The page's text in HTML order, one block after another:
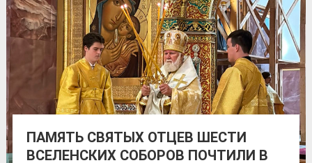
ПАМЯТЬ СВЯТЫХ ОТЦЕВ ШЕСТИ
ВСЕЛЕНСКИХ СОБОРОВ ПОЧТИЛИ В